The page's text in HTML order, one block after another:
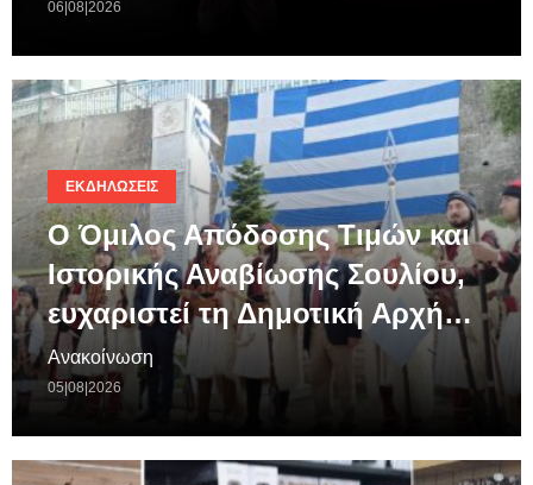
06|08|2026
ΕΚΔΗΛΏΣΕΙΣ
Ο Όμιλος Απόδοσης Τιμών και
Ιστορικής Αναβίωσης Σουλίου,
ευχαριστεί τη Δημοτική Αρχή…
Ανακοίνωση
05|08|2026